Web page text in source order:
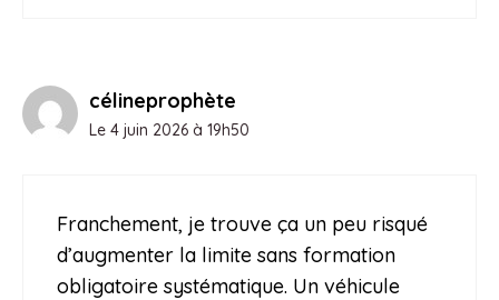
célineprophète
Le 4 juin 2026 à 19h50
Franchement, je trouve ça un peu risqué
d’augmenter la limite sans formation
obligatoire systématique. Un véhicule